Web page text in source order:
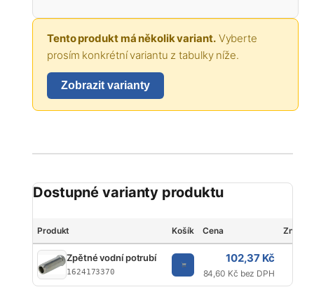
Tento produkt má několik variant.Vyberte
prosím konkrétní variantu z tabulky níže.
Zobrazit varianty
Dostupné varianty produktu
Produkt Košík Cena Značka
Zpětné vodní potrubí
1624173370
102,37 Kč
84,60 Kč bez DPH